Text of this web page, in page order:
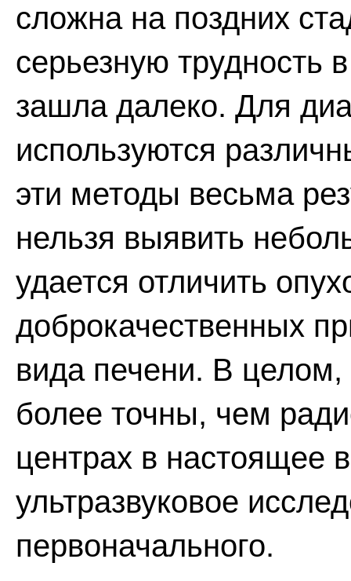
сложна на поздних
серьезную трудность
зашла далеко. Для
используются
эти методы весьма
нельзя выявить
удается отличить
доброкачественных
вида печени. В
более точны, чем
центрах в настоящее
ультразвуковое
первоначального.